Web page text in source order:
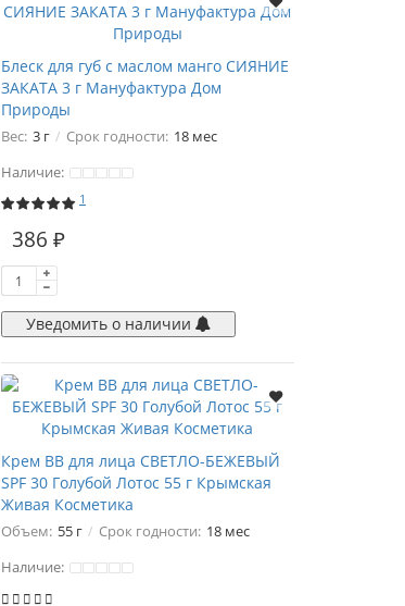
Блеск для губ с маслом манго СИЯНИЕ
ЗАКАТА 3 г Мануфактура Дом
Природы
Вес: 3 г Срок годности: 18 мес
Наличие:
1
386 ₽
Уведомить о наличии
Крем ВВ для лица СВЕТЛО-БЕЖЕВЫЙ
SPF 30 Голубой Лотос 55 г Крымская
Живая Косметика
Объем: 55 г Срок годности: 18 мес
Наличие: